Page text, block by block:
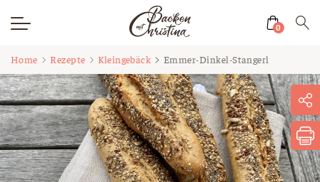
springen
0
Home Rezepte Kleingebäck Emmer-Dinkel-Stangerl